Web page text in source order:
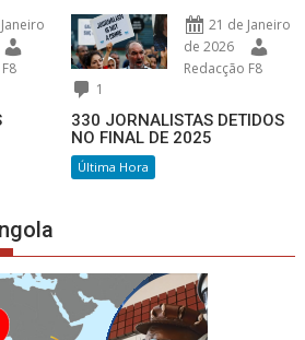
21 de Janeiro
de 2026
Redacção F8
1
330 JORNALISTAS DETIDOS
NO FINAL DE 2025
Última Hora